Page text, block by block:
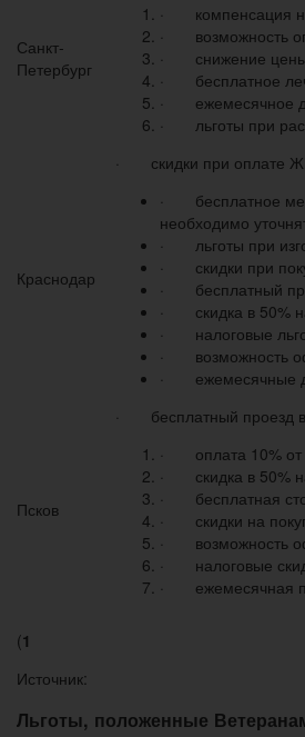
Санкт-
Петербург
· компенсация на
· возможность
· снижение цены
· бесплатное
· ежемесячное
· льготы при
Краснодар
· скидки при оплате
· бесплатное
необходимо
· льготы при
· скидки при
· бесплатный
· скидка в 50% на
· налоговые
· возможность
· ежемесячные
Псков
· бесплатный проезд в
· оплата 10% от
· скидка в 50%
· бесплатная
· скидки на
· возможность
· налоговые
· ежемесячная
(1
Источник:
Льготы, положенные